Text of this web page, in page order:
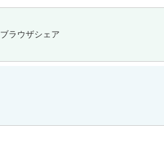
ブラウザシェア